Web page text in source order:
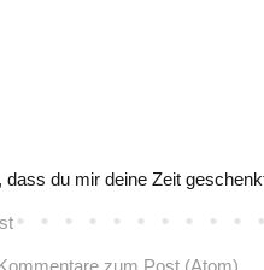
dass du mir deine Zeit
zum Post (Atom)